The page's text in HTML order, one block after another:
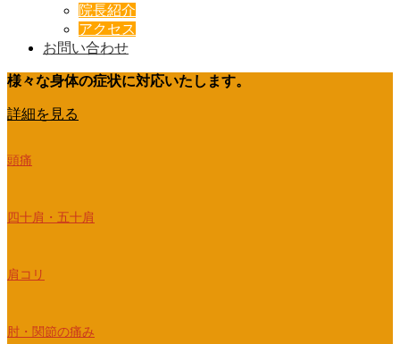
院長紹介
アクセス
お問い合わせ
様々な身体の症状に対応いたします。
詳細を見る
頭痛
四十肩・五十肩
肩コリ
肘・関節の痛み